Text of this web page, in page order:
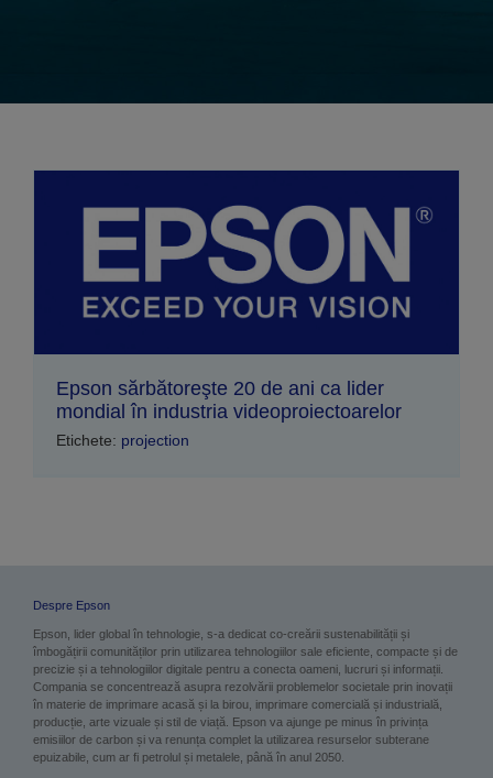
Epson sărbătoreşte 20 de ani ca lider
mondial în industria videoproiectoarelor
Etichete: projection
Despre Epson
Epson, lider global în tehnologie, s-a dedicat co-creării sustenabilității și
îmbogățirii comunităților prin utilizarea tehnologiilor sale eficiente, compacte și de
precizie și a tehnologiilor digitale pentru a conecta oameni, lucruri și informații.
Compania se concentrează asupra rezolvării problemelor societale prin inovații
în materie de imprimare acasă și la birou, imprimare comercială și industrială,
producție, arte vizuale și stil de viață. Epson va ajunge pe minus în privința
emisiilor de carbon și va renunța complet la utilizarea resurselor subterane
epuizabile, cum ar fi petrolul și metalele, până în anul 2050.